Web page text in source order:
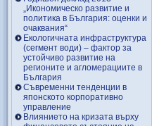
„Икономическо развитие и
политика в България: оценки и
очаквания“
Екологичната инфраструктура
(сегмент води) – фактор за
устойчиво развитие на
регионите и агломерациите в
България
Съвременни тенденции в
японското корпоративно
управление
Влиянието на кризата върху